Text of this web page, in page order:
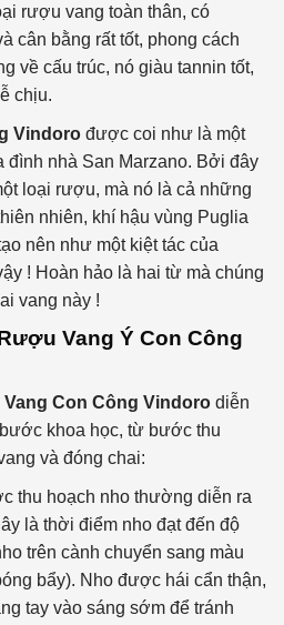
rượu vang toàn thân, có
cân bằng rất tốt, phong cách
về cấu trúc, nó giàu tannin tốt,
chịu.
Vindoro được coi như là một
đình nhà San Marzano. Bởi đây
loại rượu, mà nó là cả những
nhiên, khí hậu vùng Puglia
nên như một kiệt tác của
! Hoàn hảo là hai từ mà chúng
vang này !
Vang Ý Con Công
Vang Con Công Vindoro diễn
khoa học, từ bước thu
và đóng chai:
thu hoạch nho thường diễn ra
là thời điểm nho đạt đến độ
trên cành chuyển sang màu
bẩy). Nho được hái cẩn thận,
tay vào sáng sớm để tránh